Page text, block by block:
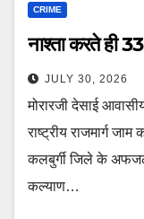
CRIME
नाश्ता करते ही
JULY 30, 2026
मोरारजी देसाई
राष्ट्रीय राजमार्ग
कलबुर्गी जिले के
कल्याण…